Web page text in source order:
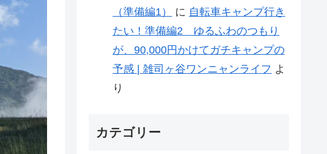
（準備編1）
に 自転車キャンプ行き
たい！準備編2 ゆるふわのつもり
が、90,000円かけてガチキャンプの
予感 | 雑司ヶ谷ワンニャンライフ よ
り
カテゴリー